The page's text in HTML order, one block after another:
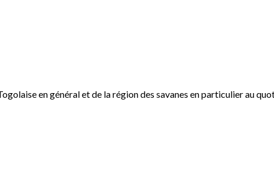
en général et de la région des savanes en particulier au